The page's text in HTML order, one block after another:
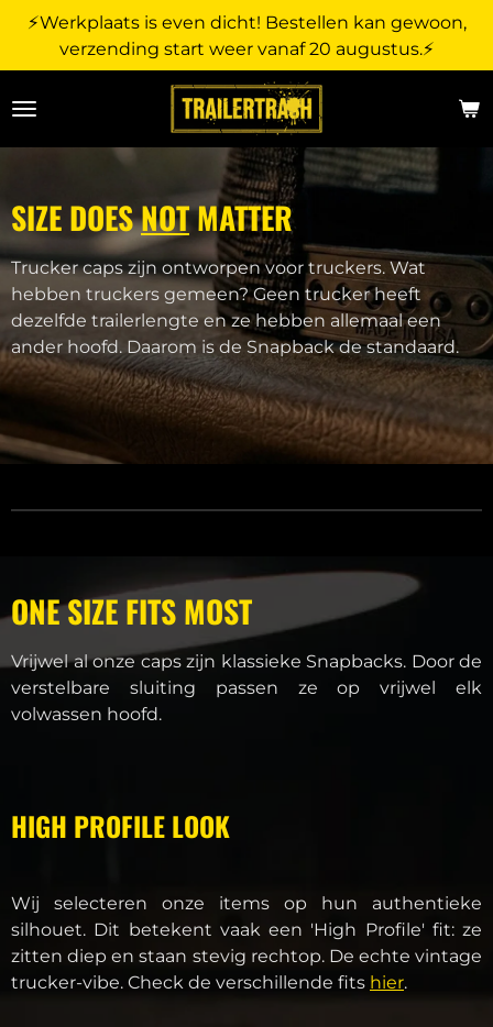
Ga
naar
de
⚡Werkplaats is even dicht! Bestellen kan gewoon,
verzending start weer vanaf 20 augustus.⚡
SIZE DOESNOTMATTER
Trucker caps zijn ontworpen voor truckers. Wat
hebben truckers gemeen? Geen trucker heeft
dezelfde trailerlengte en ze hebben allemaal een
ander hoofd. Daarom is de Snapback de standaard.
ONE SIZE FITS MOST
Vrijwel al onze caps zijn klassieke Snapbacks. Door de
verstelbare sluiting passen ze op vrijwel elk
volwassen hoofd.
HIGH PROFILE LOOK
Wij selecteren onze items op hun authentieke
silhouet. Dit betekent vaak een 'High Profile' fit: ze
zitten diep en staan stevig rechtop. De echte vintage
trucker-vibe. Check de verschillende fits hier.